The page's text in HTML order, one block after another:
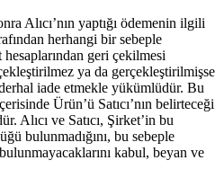
Alıcı’nın yaptığı ödemenin ilgili
herhangi bir sebeple
geri çekilmesi
ya da gerçekleştirilmişse
iade etmekle yükümlüdür. Bu
Ürün’ü Satıcı’nın belirteceği
Alıcı ve Satıcı, Şirket’in bu
bulunmadığını, bu sebeple
kabul, beyan ve